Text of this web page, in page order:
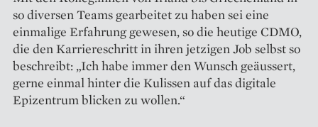
so diversen Teams gearbeitet zu haben sei eine
einmalige Erfahrung gewesen, so die heutige CDMO,
die den Karriereschritt in ihren jetzigen Job selbst so
beschreibt: „Ich habe immer den Wunsch geäussert,
gerne einmal hinter die Kulissen auf das digitale
Epizentrum blicken zu wollen.“